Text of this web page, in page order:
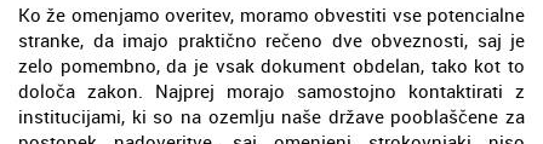
Ko že omenjamo overitev, moramo obvestiti vse potencialne
stranke, da imajo praktično rečeno dve obveznosti, saj je
zelo pomembno, da je vsak dokument obdelan, tako kot to
določa zakon. Najprej morajo samostojno kontaktirati z
institucijami, ki so na ozemlju naše države pooblaščene za